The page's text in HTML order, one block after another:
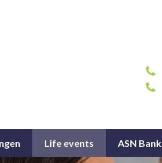
Life events ASN Bank